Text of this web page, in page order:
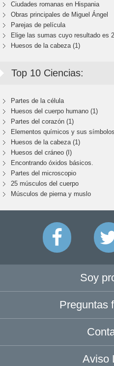
Ciudades romanas en Hispania
Obras principales de Miguel Ángel
Parejas de película
Elige las sumas cuyo resultado es
Huesos de la cabeza (1)
Top 10 Ciencias:
Partes de la célula
Huesos del cuerpo humano (1)
Partes del corazón (1)
Elementos químicos y sus
Huesos de la cabeza (1)
Huesos del cráneo (I)
Encontrando óxidos básicos.
Partes del microscopio
25 músculos del cuerpo
Músculos de pierna y muslo
Soy
Preguntas
Aviso